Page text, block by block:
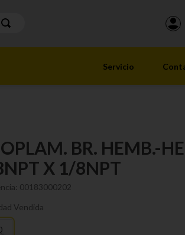
Servicio
BR. HEMB.-
X 1/8NPT
: 00183000202
Vendida